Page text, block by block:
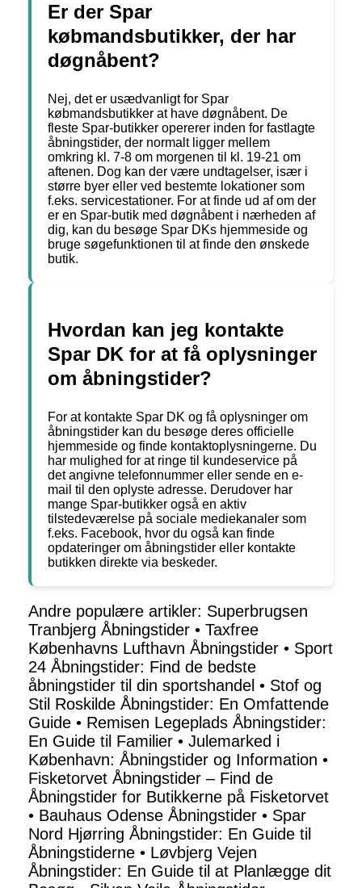
Er der Spar
købmandsbutikker, der har
døgnåbent?
Nej, det er usædvanligt for Spar
købmandsbutikker at have døgnåbent. De
fleste Spar-butikker opererer inden for fastlagte
åbningstider, der normalt ligger mellem
omkring kl. 7-8 om morgenen til kl. 19-21 om
aftenen. Dog kan der være undtagelser, især i
større byer eller ved bestemte lokationer som
f.eks. servicestationer. For at finde ud af om der
er en Spar-butik med døgnåbent i nærheden af
dig, kan du besøge Spar DKs hjemmeside og
bruge søgefunktionen til at finde den ønskede
butik.
Hvordan kan jeg kontakte
Spar DK for at få oplysninger
om åbningstider?
For at kontakte Spar DK og få oplysninger om
åbningstider kan du besøge deres officielle
hjemmeside og finde kontaktoplysningerne. Du
har mulighed for at ringe til kundeservice på
det angivne telefonnummer eller sende en e-
mail til den oplyste adresse. Derudover har
mange Spar-butikker også en aktiv
tilstedeværelse på sociale mediekanaler som
f.eks. Facebook, hvor du også kan finde
opdateringer om åbningstider eller kontakte
butikken direkte via beskeder.
Andre populære artikler: Superbrugsen
Tranbjerg Åbningstider • Taxfree
Københavns Lufthavn Åbningstider • Sport
24 Åbningstider: Find de bedste
åbningstider til din sportshandel • Stof og
Stil Roskilde Åbningstider: En Omfattende
Guide • Remisen Legeplads Åbningstider:
En Guide til Familier • Julemarked i
København: Åbningstider og Information •
Fisketorvet Åbningstider – Find de
Åbningstider for Butikkerne på Fisketorvet
• Bauhaus Odense Åbningstider • Spar
Nord Hjørring Åbningstider: En Guide til
Åbningstiderne • Løvbjerg Vejen
Åbningstider: En Guide til at Planlægge dit